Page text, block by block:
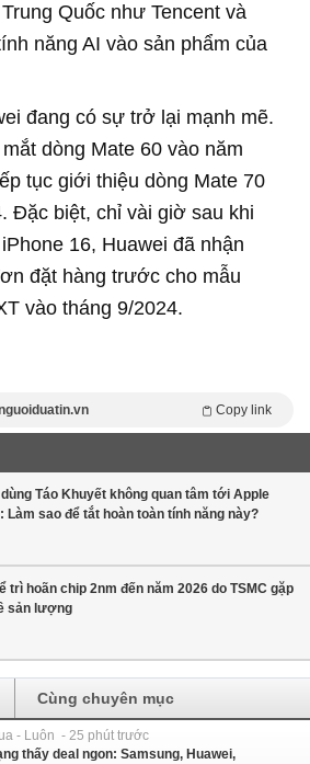
Quốc như Tencent và
năng AI vào sản phẩm của
đang có sự trở lại mạnh mẽ.
dòng Mate 60 vào năm
tục giới thiệu dòng Mate 70
Đặc biệt, chỉ vài giờ sau khi
16, Huawei đã nhận
đặt hàng trước cho mẫu
vào tháng 9/2024.
Copy link
Táo Khuyết không quan tâm tới Apple
Làm sao để tắt hoàn toàn tính năng này?
trì hoãn chip 2nm đến năm 2026 do TSMC gặp
sản lượng
Cùng chuyên mục
- Luôn - 25 phút trước
thấy deal ngon: Samsung, Huawei,